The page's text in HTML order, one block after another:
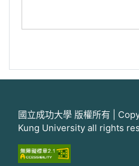
國立成功大學 版權所有 |
Kung University all rights